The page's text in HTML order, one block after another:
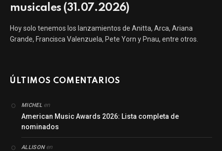
musicales (31.07.2026)
Hoy solo tenemos los lanzamientos de Anitta, Arca, Ariana
Grande, Francisca Valenzuela, Pete Yorn y Pnau, entre otros.
ÚLTIMOS COMENTARIOS
MICHEL en
American Music Awards 2026: Lista completa de
nominados
ALLISONen